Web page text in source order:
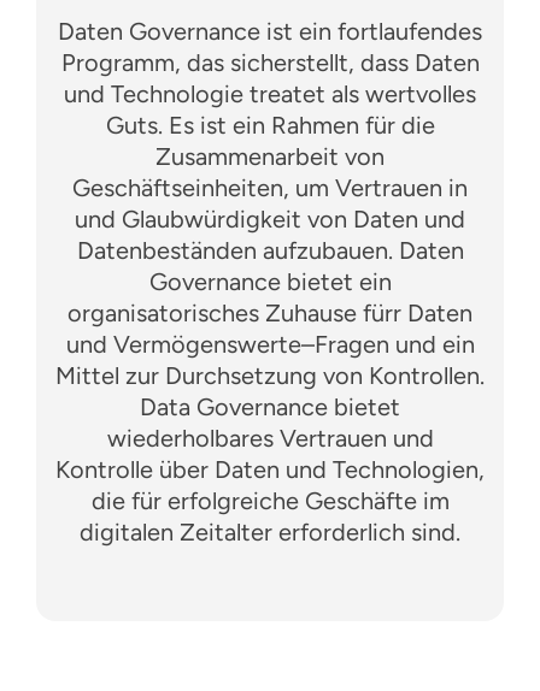
Daten Governance ist ein fortlaufendes
Programm, das sicherstellt, dass Daten
und Technologie treatet als wertvolles
Guts. Es ist ein Rahmen für die
Zusammenarbeit von
Geschäftseinheiten, um Vertrauen in
und Glaubwürdigkeit von Daten und
Datenbeständen aufzubauen. Daten
Governance bietet ein
organisatorisches Zuhause fürr Daten
und Vermögenswerte–Fragen und ein
Mittel zur Durchsetzung von Kontrollen.
Data Governance bietet
wiederholbares Vertrauen und
Kontrolle über Daten und Technologien,
die für erfolgreiche Geschäfte im
digitalen Zeitalter erforderlich sind.